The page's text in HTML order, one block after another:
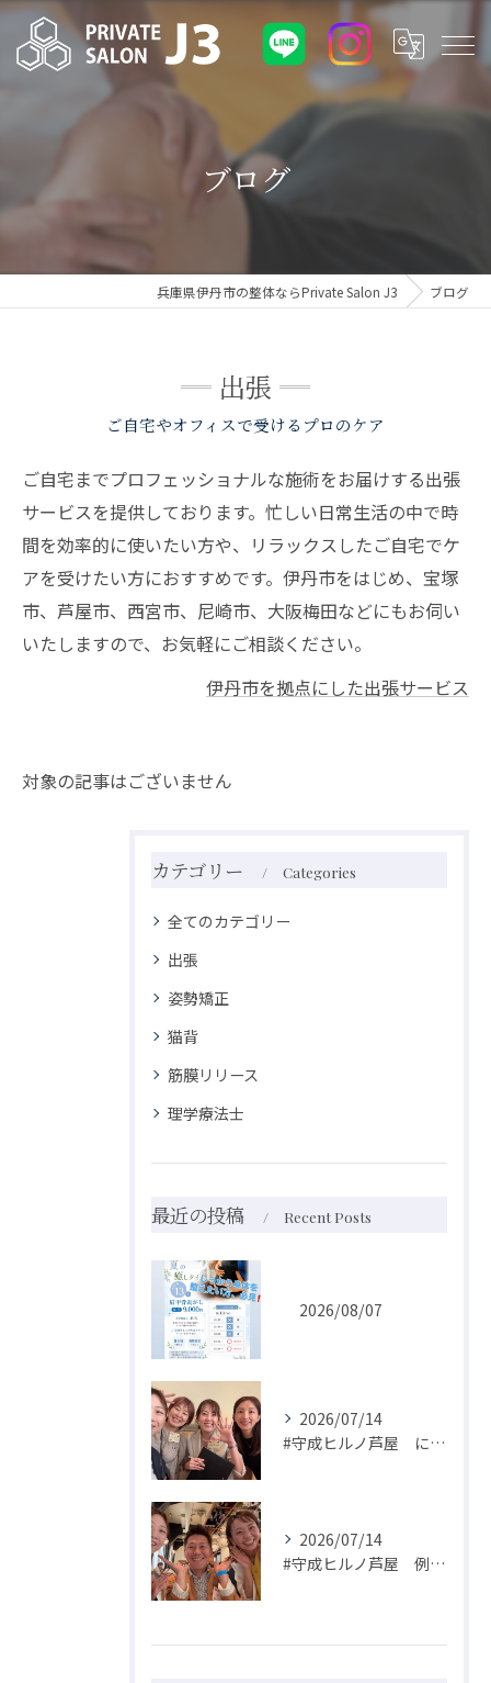
ブログ
兵庫県伊丹市の整体ならPrivate Salon J3 ブログ
出張
ご自宅やオフィスで受けるプロのケア
ご自宅までプロフェッショナルな施術をお届けする出張
サービスを提供しております。忙しい日常生活の中で時
間を効率的に使いたい方や、リラックスしたご自宅でケ
アを受けたい方におすすめです。伊丹市をはじめ、宝塚
市、芦屋市、西宮市、尼崎市、大阪梅田などにもお伺い
いたしますので、お気軽にご相談ください。
伊丹市を拠点にした出張サービス
対象の記事はございません
カテゴリー Categories
全てのカテゴリー
出張
姿勢矯正
猫背
筋膜リリース
理学療法士
最近の投稿 Recent Posts
2026/08/07
2026/07/14
#守成ヒルノ芦屋 に私の大好きな推しがおられます😍
2026/07/14
#守成ヒルノ芦屋 例会に参加しました☺️